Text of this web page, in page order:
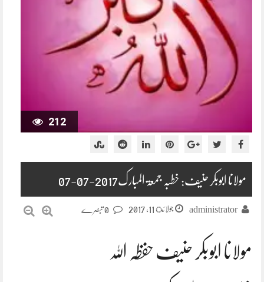
212
مولانا ابوبکر حنیف: خطبہ جمعۃ المبارک2017-07-07
administrator جولائ 11, 2017
مولانا ابوبکر حنیف حفظہ اللہ